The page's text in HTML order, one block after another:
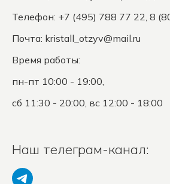
Телефон: +7 (495) 788 77 22, 8
Почта: kristall_otzyv@mail.ru
Время работы:
пн-пт 10:00 - 19:00,
сб 11:30 - 20:00, вс 12:00 - 18:00
Наш телеграм-канал: